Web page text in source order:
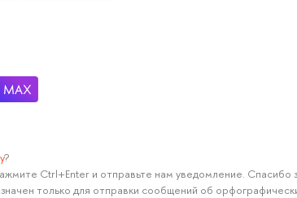
?
Ctrl+Enter и отправьте нам уведомление. Спасибо
только для отправки сообщений об